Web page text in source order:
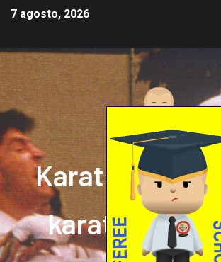
7 agosto, 2026
Karate
karate en
El karate en internet